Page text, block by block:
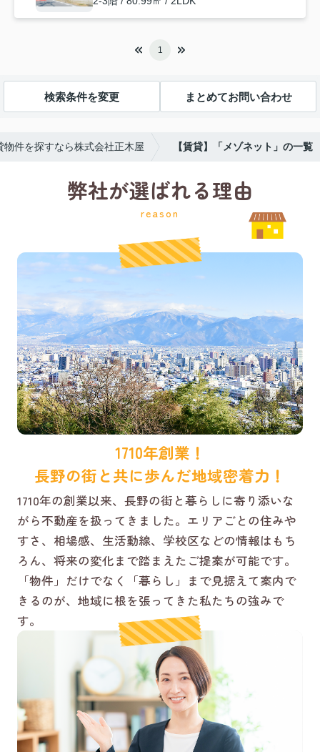
1
検索条件を変更 まとめてお問い合わせ
物件を探すなら株式会社正木屋 【賃貸】「メゾネット」の一覧
弊社が選ばれる理由
reason
1710年創業！
長野の街と共に歩んだ地域密着力！
1710年の創業以来、長野の街と暮らしに寄り添いな
がら不動産を扱ってきました。エリアごとの住みや
すさ、相場感、生活動線、学校区などの情報はもち
ろん、将来の変化まで踏まえたご提案が可能です。
「物件」だけでなく「暮らし」まで見据えて案内で
きるのが、地域に根を張ってきた私たちの強みで
す。